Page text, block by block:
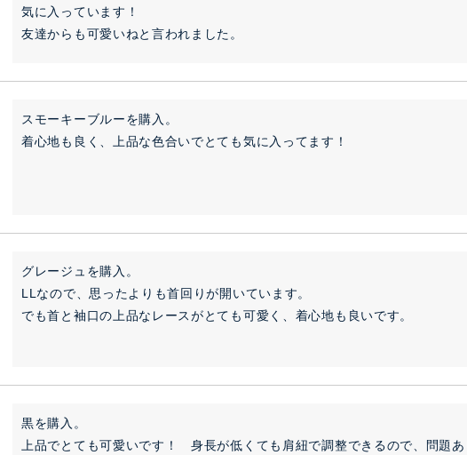
気に入っています！
友達からも可愛いねと言われました。
スモーキーブルーを購入。
着心地も良く、上品な色合いでとても気に入ってます！
グレージュを購入。
LLなので、思ったよりも首回りが開いています。
でも首と袖口の上品なレースがとても可愛く、着心地も良いです。
黒を購入。
上品でとても可愛いです！　身長が低くても肩紐で調整できるので、問題